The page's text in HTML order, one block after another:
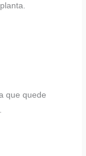
que quede